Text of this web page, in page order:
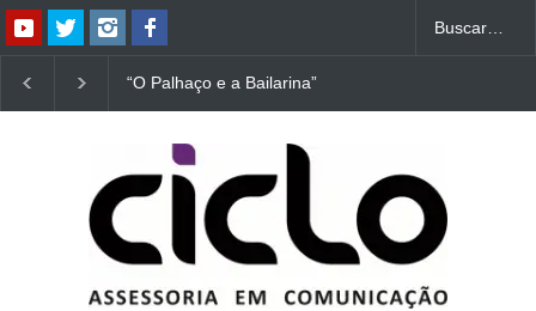
“O Palhaço e a Bailarina”
estreia hoje (1º) em
Uberlândia
Uberlândia